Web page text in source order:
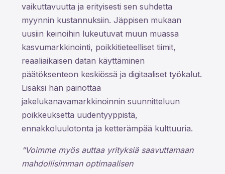
vaikuttavuutta ja erityisesti sen suhdetta
myynnin kustannuksiin. Jäppisen mukaan
uusiin keinoihin lukeutuvat muun muassa
kasvumarkkinointi, poikkitieteelliset tiimit,
reaaliaikaisen datan käyttäminen
päätöksenteon keskiössä ja digitaaliset työkalut.
Lisäksi hän painottaa
jakelukanavamarkkinoinnin suunnitteluun
poikkeuksetta uudentyyppistä,
ennakkoluulotonta ja ketterämpää kulttuuria.
“Voimme myös auttaa yrityksiä saavuttamaan
mahdollisimman optimaalisen